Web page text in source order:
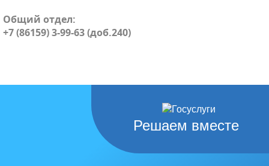
Общий отдел:
+7 (86159) 3-99-63 (доб.240)
Решаем вместе